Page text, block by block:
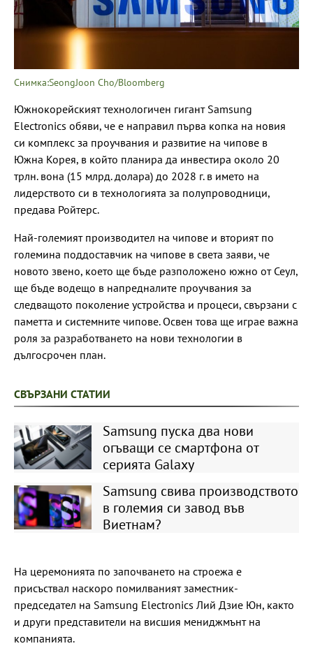
Снимка:SeongJoon Cho/Bloomberg
Южнокорейският технологичен гигант Samsung
Electronics обяви, че е направил първа копка на новия
си комплекс за проучвания и развитие на чипове в
Южна Корея, в който планира да инвестира около 20
трлн. вона (15 млрд. долара) до 2028 г. в името на
лидерството си в технологията за полупроводници,
предава Ройтерс.
Най-големият производител на чипове и вторият по
големина поддоставчик на чипове в света заяви, че
новото звено, което ще бъде разположено южно от Сеул,
ще бъде водещо в напредналите проучвания за
следващото поколение устройства и процеси, свързани с
паметта и системните чипове. Освен това ще играе важна
роля за разработването на нови технологии в
дългосрочен план.
СВЪРЗАНИ СТАТИИ
Samsung пуска два нови
огъващи се смартфона от
серията Galaxy
Samsung свива производството
в големия си завод във
Виетнам?
На церемонията по започването на строежа е
присъствал наскоро помилваният заместник-
председател на Samsung Electronics Лий Дзие Юн, както
и други представители на висшия мениджмънт на
компанията.